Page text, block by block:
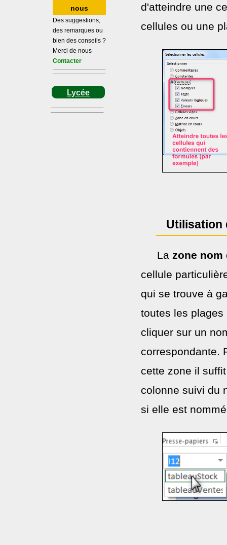
nous
Des suggestions,
des remarques ou
bien des conseils ?
Merci de nous
Contacter
Lycée
d'atteindre une
cellules ou une
Utilisation
La zone nom
cellule
qui se trouve à
toutes les
cliquer sur un
correspondante.
cette zone il
colonne suivi du
si elle est